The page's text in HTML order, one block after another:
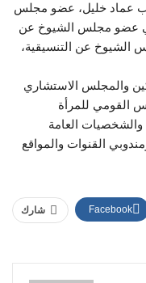
عماد خليل، عضو مجلس
عضو مجلس الشيوخ عن
الشيوخ عن التنسيقية،
والمجلس الاستشاري
القومي للمرأة
العامة
القنوات والمواقع
شارك Facebook